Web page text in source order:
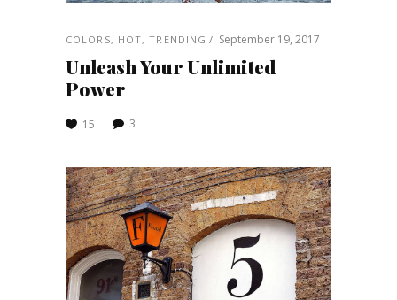
COLORS, HOT,TRENDING September 19, 2017
Unleash Your Unlimited
Power
15 3